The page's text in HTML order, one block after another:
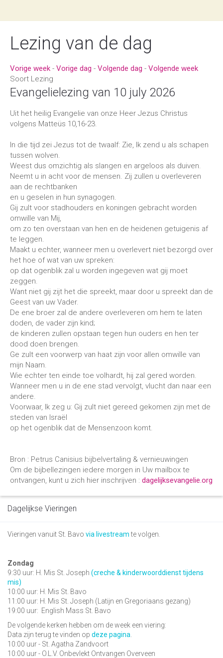
Lezing van de dag
Vorige week - Vorige dag - Volgende dag - Volgende week
Soort Lezing
Evangelielezing van 10 july 2026
Uit het heilig Evangelie van onze Heer Jezus Christus
volgens Matteüs 10,16-23.
In die tijd zei Jezus tot de twaalf: Zie, Ik zend u als schapen
tussen wolven.
Weest dus omzichtig als slangen en argeloos als duiven.
Neemt u in acht voor de mensen. Zij zullen u overleveren
aan de rechtbanken
en u geselen in hun synagogen.
Gij zult voor stadhou­ders en konin­gen gebracht worden
omwille van Mij,
om zo ten overstaan van hen en de heidenen getuigenis af
te leggen.
Maakt u echter, wanneer men u overlevert niet bezorgd over
het hoe of wat van uw spreken:
op dat ogenblik zal u worden ingegeven wat gij moet
zeggen.
Want niet gij zijt het die spreekt, maar door u spreekt dan de
Geest van uw Vader.
De ene broer zal de andere overleveren om hem te laten
doden, de vader zijn kind;
de kinderen zullen opstaan tegen hun ouders en hen ter
dood doen brengen.
Ge zult een voorwerp van haat zijn voor allen omwille van
mijn Naam.
Wie echter ten einde toe volhardt, hij zal gered worden.
Wanneer men u in de ene stad vervolgt, vlucht dan naar een
andere.
Voorwaar, Ik zeg u: Gij zult niet gereed gekomen zijn met de
steden van Israël
op het ogenblik dat de Mensenzoon komt.
Bron : Petrus Canisius bijbelvertaling & vernieuwingen
Om de bijbellezingen iedere morgen in Uw mailbox te
ontvangen, kunt u zich hier inschrijven : dagelijksevangelie.org
Dagelijkse Vieringen
Vieringen vanuit St. Bavo via livestreamte volgen.
Zondag
9:30 uur: H. Mis St. Joseph (creche & kinderwoorddienst tijdens
mis)
10:00 uur: H. Mis St. Bavo
11:00 uur: H. Mis St. Joseph (Latijn en Gregoriaans gezang)
19:00 uur: English Mass St. Bavo
De volgende kerken hebben om de week een viering:
Data zijn terug te vinden op deze pagina
10:00 uur - St. Agatha Zandvoort
10:00 uur - O.L.V. Onbevlekt Ontvangen Overveen